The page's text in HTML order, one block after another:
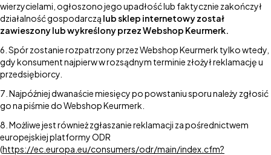
wierzycielami, ogłoszono jego upadłość lub faktycznie zakończył
działalność gospodarczą lub sklep internetowy został
zawieszony lub wykreślony przez Webshop Keurmerk.
Spór zostanie rozpatrzony przez Webshop Keurmerk tylko wtedy,
gdy konsument najpierw w rozsądnym terminie złożył reklamację u
przedsiębiorcy.
Najpóźniej dwanaście miesięcy po powstaniu sporu należy zgłosić
go na piśmie do Webshop Keurmerk.
Możliwe jest również zgłaszanie reklamacji za pośrednictwem
europejskiej platformy ODR
(https://ec.europa.eu/consumers/odr/main/index.cfm?